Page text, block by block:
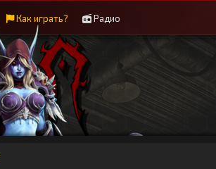
Как играть? Радио